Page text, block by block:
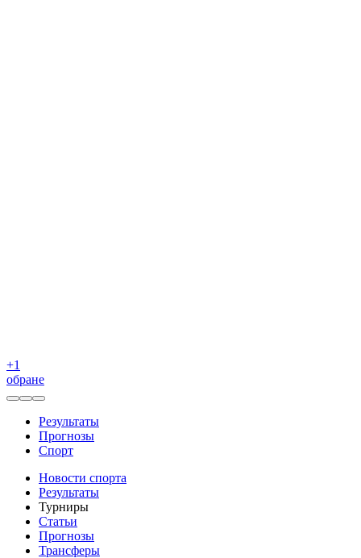
+1
обране
Результаты
Прогнозы
Спорт
Новости спорта
Результаты
Турниры
Статьи
Прогнозы
Трансферы